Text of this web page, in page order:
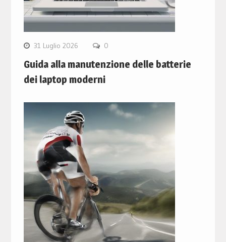
31 Luglio 2026 0
Guida alla manutenzione delle batterie
dei laptop moderni